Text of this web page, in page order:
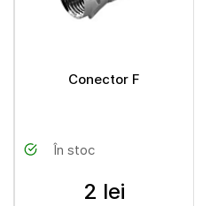
Conector F
În stoc
2 lei